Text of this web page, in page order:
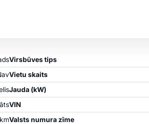
Virsbūves tips
Vietu skaits
Jauda (kW)
VIN
Valsts numura zīme